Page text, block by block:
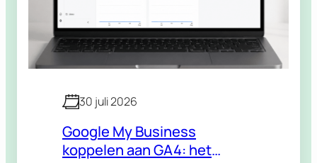
30 juli 2026
Google My Business
koppelen aan GA4: het